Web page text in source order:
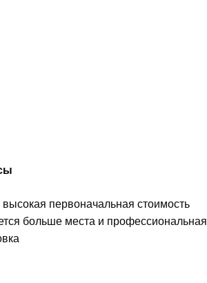
первоначальная стоимость
больше места и профессиональная